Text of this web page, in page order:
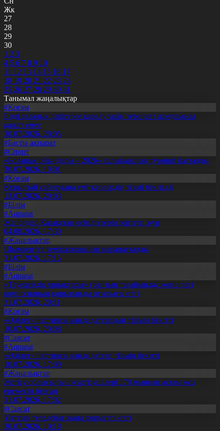
Жк
27
28
29
30
1 2 3
4 5 6 7 8 9 10
11 12 13 14 15 16 17
18 19 20 21 22 23 24
25 26 27 28 29 30 31
Танымал жаңалықтар
#Қоғам
Енді салалық дәрігерге қаралу үшін терапевт жолдамасы
қажет емес
30.07.2026, 20:05
#Басты ақпарат
#Спорт
«Болашақ ойындары – 2026» халықаралық турнирі басталды
30.07.2026, 10:01
#Қоғам
Құрылтай сайлауына үміткерлердің тізімі бекітілді
13.07.2026, 20:03
#Білім
#Aqparat
Жапондар Қазақстан өсімдіктерін зерттеп жүр
04.08.2026, 17:30
#Жаңалықтар
Шымкентте теміржолшылар марапатталды
31.07.2026, 17:15
#Білім
#Aqparat
«Тәуелсіздік ұрпақтары» грантын тағайындау жөніндегі
комиссияның қорытынды отырысы өтті
31.07.2026, 20:11
#Қоғам
«Әділет» партиясы кандидаттардың тізімін бекітті
10.07.2026, 20:08
#Саясат
#Aqparat
«Әділет» партиясы кандидаттар тізімін бекітті
10.07.2026, 17:00
#Жаңалықтар
Жетісу облысының жүргізушілері 170 мыңнан астам жол
ережесін бұзған
31.07.2026, 17:02
#Саясат
Ұлттық теледебат жаңа форматта өтті
30.07.2026, 10:18